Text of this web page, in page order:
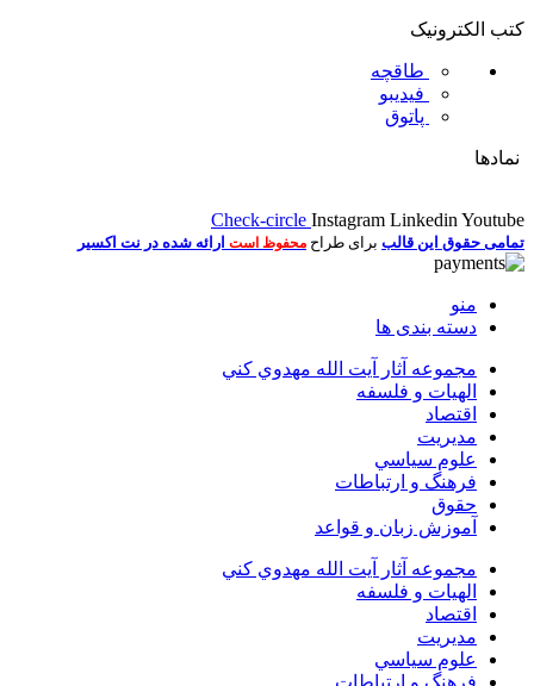
کتب الکترونیک
طاقچه
فیدیبو
پاتوق
نمادها
Check-circle Instagram Linkedin Youtube
تمامی حقوق این قالب برای طراح محفوظ است ارائه شده در نت اکسیر
منو
دسته بندی ها
مجموعه آثار آيت الله مهدوي كني
الهیات و فلسفه
اقتصاد
مديريت
علوم سياسي
فرهنگ و ارتباطات
حقوق
آموزش زبان و قواعد
مجموعه آثار آيت الله مهدوي كني
الهیات و فلسفه
اقتصاد
مديريت
علوم سياسي